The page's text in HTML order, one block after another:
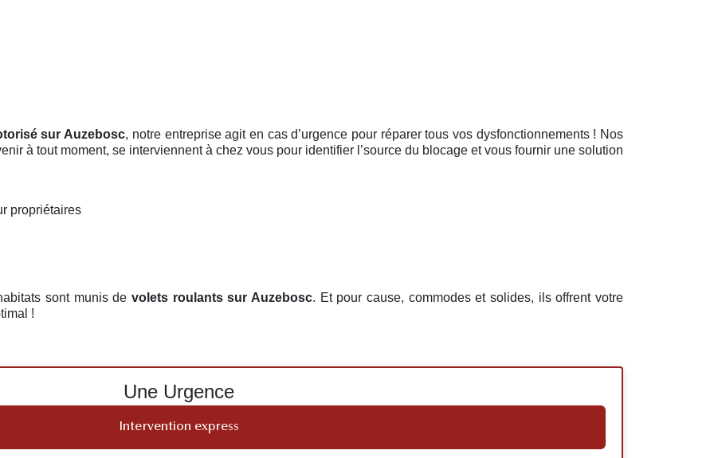
sur Auzebosc, notre entreprise agit en cas d’urgence pour réparer tous vos dysfonctionnements ! Nos
à tout moment, se interviennent à chez vous pour identifier l’source du blocage et vous fournir une solution
propriétaires
sont munis de volets roulants sur Auzebosc. Et pour cause, commodes et solides, ils offrent votre
!
Une Urgence
Intervention express